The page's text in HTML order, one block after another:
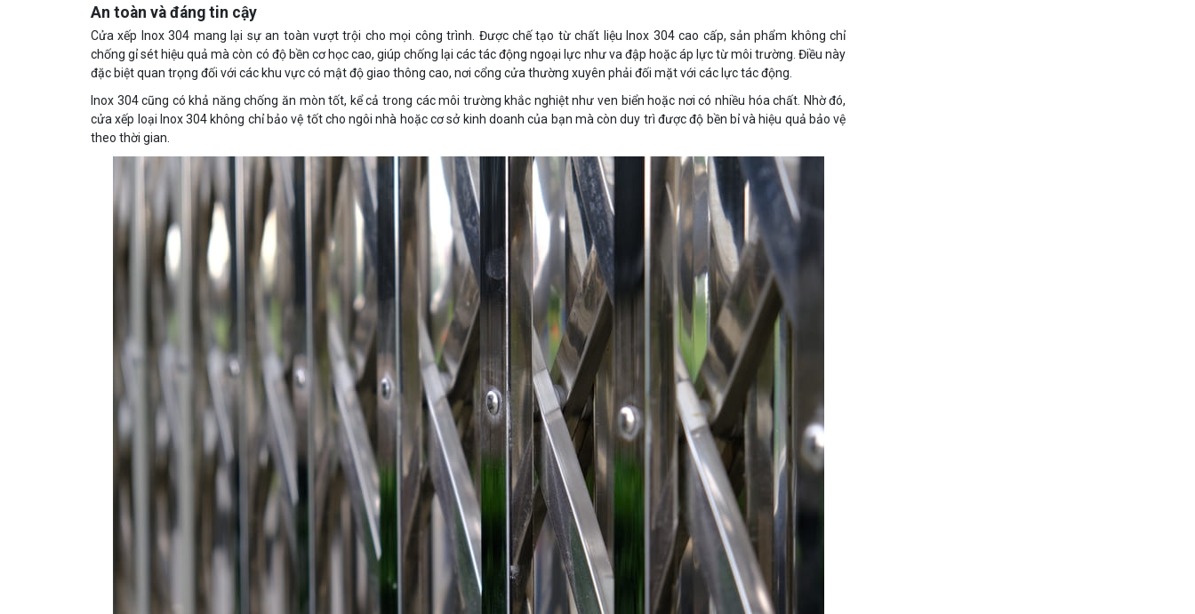
An toàn và đáng tin cậy
Cửa xếp Inox 304 mang lại sự an toàn vượt trội cho mọi công trình. Được chế tạo từ chất liệu Inox 304 cao cấp, sản phẩm không chỉ
chống gỉ sét hiệu quả mà còn có độ bền cơ học cao, giúp chống lại các tác động ngoại lực như va đập hoặc áp lực từ môi trường. Điều này
đặc biệt quan trọng đối với các khu vực có mật độ giao thông cao, nơi cổng cửa thường xuyên phải đối mặt với các lực tác động.
Inox 304 cũng có khả năng chống ăn mòn tốt, kể cả trong các môi trường khắc nghiệt như ven biển hoặc nơi có nhiều hóa chất. Nhờ đó,
cửa xếp loại Inox 304 không chỉ bảo vệ tốt cho ngôi nhà hoặc cơ sở kinh doanh của bạn mà còn duy trì được độ bền bỉ và hiệu quả bảo vệ
theo thời gian.